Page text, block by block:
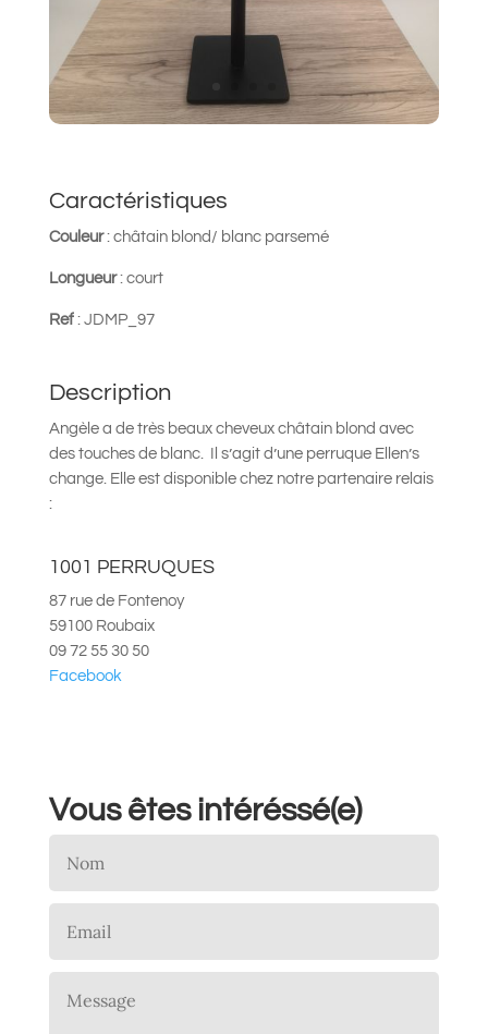
Caractéristiques
Couleur: châtain blond/ blanc parsemé
Longueur: court
Ref: JDMP_97
Description
Angèle a de très beaux cheveux châtain blond avec
des touches de blanc.
Il s’agit d’une perruque Ellen’s
change. Elle est disponible chez notre partenaire relais
:
1001 PERRUQUES
87 rue de Fontenoy
59100 Roubaix
09 72 55 30 50
Facebook
Vous êtes intéréssé(e)